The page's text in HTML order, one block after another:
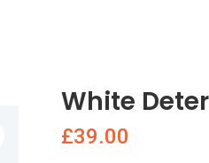
White
£39.00